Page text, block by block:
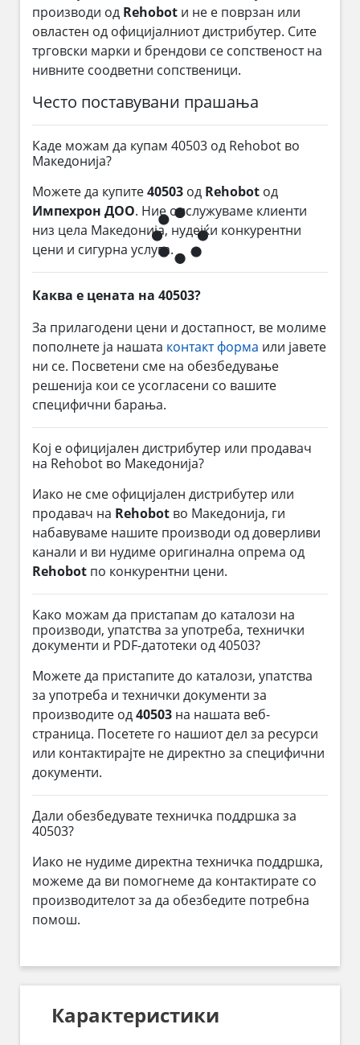
производи од Rehobot и не е поврзан или
овластен од официјалниот дистрибутер. Сите
трговски марки и брендови се сопственост на
нивните соодветни сопственици.
Често поставувани прашања
Каде можам да купам 40503 од Rehobot во
Македонија?
Можете да купите40503 од Rehobot од
Импехрон ДОО. Ние опслужуваме клиенти
низ цела Македонија, нудејќи конкурентни
цени и сигурна услуга.
Каква е цената на 40503?
За прилагодени цени и достапност, ве молиме
пополнете ја нашата контакт форма или јавете
ни се. Посветени сме на обезбедување
решенија кои се усогласени со вашите
специфични барања.
Кој е официјален дистрибутер или продавач
на Rehobot во Македонија?
Иако не сме официјален дистрибутер или
продавач на Rehobot во Македонија, ги
набавуваме нашите производи од доверливи
канали и ви нудиме оригинална опрема од
Rehobot по конкурентни цени.
Како можам да пристапам до каталози на
производи, упатства за употреба, технички
документи и PDF-датотеки од 40503?
Можете да пристапите до каталози, упатства
за употреба и технички документи за
производите од40503 на нашата веб-
страница. Посетете го нашиот дел за ресурси
или контактирајте не директно за специфични
документи.
Дали обезбедувате техничка поддршка за
40503?
Иако не нудиме директна техничка поддршка,
можеме да ви помогнеме да контактирате со
производителот за да обезбедите потребна
помош.
Карактеристики